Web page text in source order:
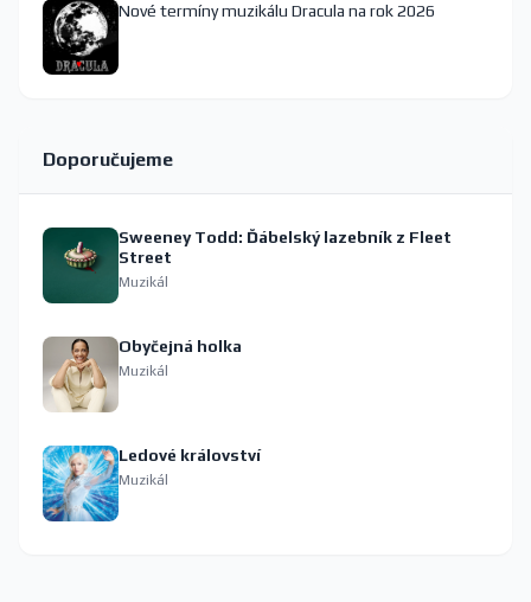
Nové termíny muzikálu Dracula na rok 2026
Doporučujeme
Sweeney Todd: Ďábelský lazebník z Fleet
Street
Muzikál
Obyčejná holka
Muzikál
Ledové království
Muzikál